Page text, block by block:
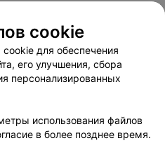
Способы оплаты
Партнеры
103.by
данных
cookie
для обеспечения
его улучшения, сбора
персонализированных
использования файлов
в более позднее время.